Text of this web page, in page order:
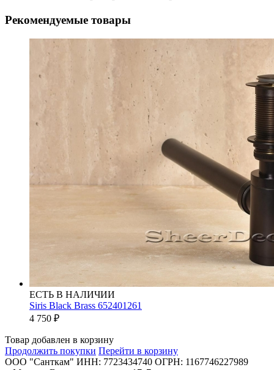
Рекомендуемые товары
ЕСТЬ В НАЛИЧИИ
Siris Black Brass 652401261
4 750 ₽
Товар добавлен в корзину
Продолжить покупки Перейти в корзину
ООО "Санткам" ИНН: 7723434740 ОГРН: 1167746227989